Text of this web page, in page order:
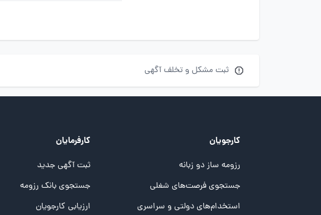
ثبت مشکل و تخلف آگهی
کارجویان
رزومه ساز دو زبانه
جستجوی فرصت‌های شغلی
استخدام‌های دولتی و سراسری
کارفرمایان
ثبت آگهی جدید
جستجوی بانک رزومه
ارزیابی کارجویان